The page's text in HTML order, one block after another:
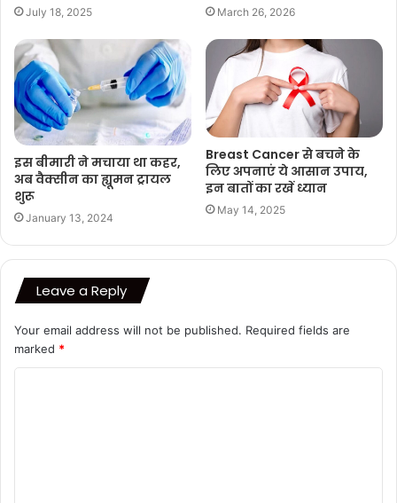
July 18, 2025 March 26, 2026
इस बीमारी ने मचाया था कहर,
अब वैक्सीन का ह्यूमन ट्रायल
शुरू
January 13, 2024
Breast Cancer से बचने के
लिए अपनाएं ये आसान उपाय,
इन बातों का रखें ध्यान
May 14, 2025
Leave a Reply
Your email address will not be published. Required fields are
marked *